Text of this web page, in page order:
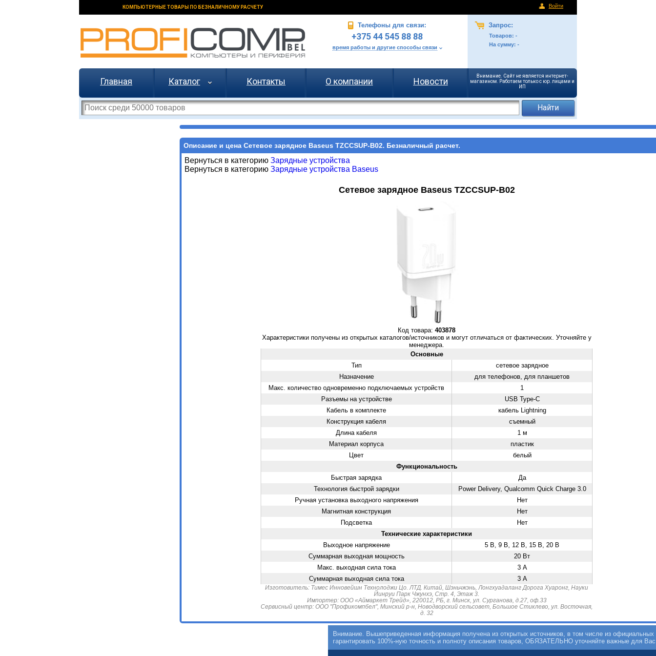
КОМПЬЮТЕРНЫЕ ТОВАРЫ ПО БЕЗНАЛИЧНОМУ РАСЧЕТУ Войти
Телефоны для связи:
+375 44 545 88 88
время работы и другие способы связи
Запрос:
Товаров: -
На сумму: -
Главная Каталог Контакты О компании Новости
Внимание. Сайт не является интернет-
магазином. Работаем только с юр. лицами и
ИП
Описание и цена Сетевое зарядное Baseus TZCCSUP-B02. Безналичный расчет.
Вернуться в категорию Зарядные устройства
Вернуться в категорию Зарядные устройства Baseus
Сетевое зарядное Baseus TZCCSUP-B02
Код товара: 403878
Характеристики получены из открытых каталогов/источников и могут отличаться от фактических. Уточняйте у
менеджера.
Основные
Тип
сетевое зарядное
Назначение
для телефонов, для планшетов
Макс. количество одновременно подключаемых устройств
1
Разъемы на устройстве
USB Type-C
Кабель в комплекте
кабель Lightning
Конструкция кабеля
съемный
Длина кабеля
1 м
Материал корпуса
пластик
Цвет
белый
Функциональность
Быстрая зарядка
Да
Технология быстрой зарядки
Power Delivery, Qualcomm Quick Charge 3.0
Ручная установка выходного напряжения
Нет
Магнитная конструкция
Нет
Подсветка
Нет
Технические характеристики
Выходное напряжение
5 В, 9 В, 12 В, 15 В, 20 В
Суммарная выходная мощность
20 Вт
Макс. выходная сила тока
3 А
Суммарная выходная сила тока
3 А
Изготовитель: Тимес Инновейшн Технолоджи Цо. ЛТД. Китай, Шэньчжэнь, Лонгхуадаланг Дорога Хуаронг, Науки
Йинруи Парк Чжунхэ, Стр. 4, Этаж 3.
Импортер: ООО «Аймаркет Трейд», 220012, РБ, г. Минск, ул. Сурганова, д.27, оф.33
Сервисный центр: ООО "Профикомпбел", Минский р-н, Новодворский сельсовет, Большое Стиклево, ул. Восточная,
д. 32
Внимание. Вышеприведенная информация получена из открытых источников, в том числе из
гарантировать 100%-ную точность и полноту описания товаров, ОБЯЗАТЕЛЬНО уточняйте важные для